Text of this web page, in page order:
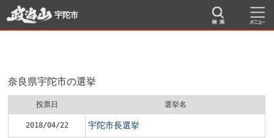
宇陀市
奈良県宇陀市の選挙
投票日 選挙名
2018/04/22 宇陀市長選挙